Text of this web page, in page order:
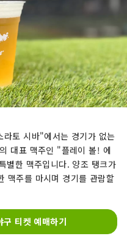
토 시바"에서는 경기가 없는
대표 맥주인 "플레이 볼! 에
별한 맥주입니다. 양조 탱크가
맥주를 마시며 경기를 관람할
구 티켓 예매하기